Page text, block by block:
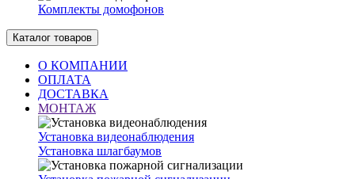
Комплекты домофонов
Каталог товаров
О КОМПАНИИ
ОПЛАТА
ДОСТАВКА
МОНТАЖ
Установка видеонаблюдения
Установка шлагбаумов